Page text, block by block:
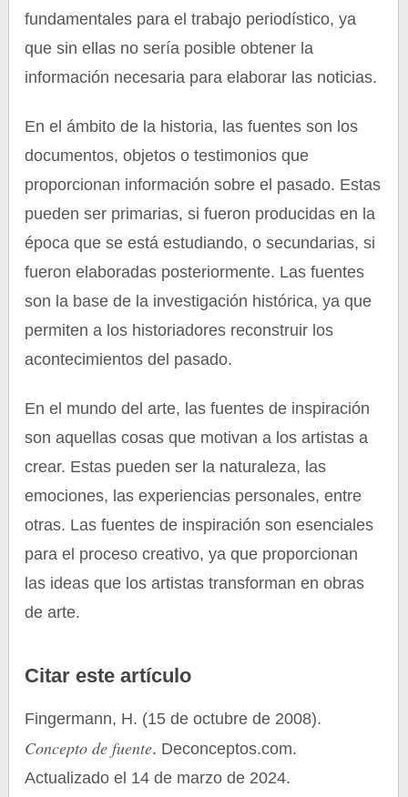
fundamentales para el trabajo periodístico, ya
que sin ellas no sería posible obtener la
información necesaria para elaborar las noticias.
En el ámbito de la historia, las fuentes son los
documentos, objetos o testimonios que
proporcionan información sobre el pasado. Estas
pueden ser primarias, si fueron producidas en la
época que se está estudiando, o secundarias, si
fueron elaboradas posteriormente. Las fuentes
son la base de la investigación histórica, ya que
permiten a los historiadores reconstruir los
acontecimientos del pasado.
En el mundo del arte, las fuentes de inspiración
son aquellas cosas que motivan a los artistas a
crear. Estas pueden ser la naturaleza, las
emociones, las experiencias personales, entre
otras. Las fuentes de inspiración son esenciales
para el proceso creativo, ya que proporcionan
las ideas que los artistas transforman en obras
de arte.
Citar este artículo
Fingermann, H. (15 de octubre de 2008).
Concepto de fuente. Deconceptos.com.
Actualizado el 14 de marzo de 2024.